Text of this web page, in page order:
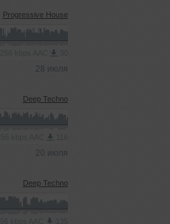
Progressive House
28 июля
Deep Techno
20 июля
Deep Techno